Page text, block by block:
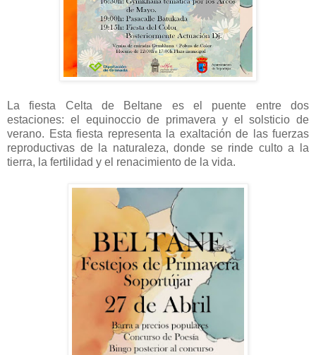
La fiesta Celta de Beltane es el puente entre dos
estaciones: el equinoccio de primavera y el solsticio de
verano. Esta fiesta representa la exaltación de las fuerzas
reproductivas de la naturaleza, donde se rinde culto a la
tierra, la fertilidad y el renacimiento de la vida.